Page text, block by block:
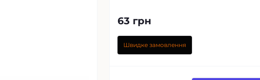
63 грн
Швидке замовлення